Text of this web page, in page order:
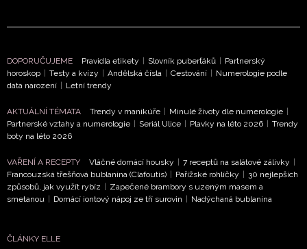
DOPORUČUJEME Pravidla etikety | Slovník puberťáků | Partnerský
horoskop | Testy a kvízy | Andělská čísla | Cestování | Numerologie podle
data narození | Letní trendy
AKTUÁLNÍ TÉMATA Trendy v manikúře | Minulé životy dle numerologie |
Partnerské vztahy a numerologie | Seriál Ulice | Plavky na léto 2026 | Trendy
boty na léto 2026
VAŘENÍ A RECEPTY Vláčné domácí housky | 7 receptů na salátové zálivky |
Francouzská třešňová bublanina (Clafoutis) | Pařížské rohlíčky | 30 nejlepších
způsobů, jak využít rybíz | Zapečené brambory s uzeným masem a
smetanou | Domácí iontový nápoj ze tří surovin | Nadýchaná bublanina
ČLÁNKY ELLE